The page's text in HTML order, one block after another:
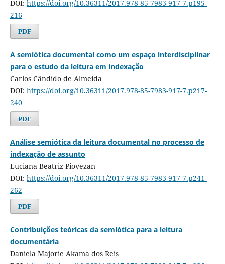
DOI: https://doi.org/10.36311/2017.978-85-7983-917-7.p195-
216
PDF
A semiótica documental como um espaço interdisciplinar
para o estudo da leitura em indexação
Carlos Cândido de Almeida
DOI: https://doi.org/10.36311/2017.978-85-7983-917-7.p217-
240
PDF
Análise semiótica da leitura documental no processo de
indexação de assunto
Luciana Beatriz Piovezan
DOI: https://doi.org/10.36311/2017.978-85-7983-917-7.p241-
262
PDF
Contribuições teóricas da semiótica para a leitura
documentária
Daniela Majorie Akama dos Reis